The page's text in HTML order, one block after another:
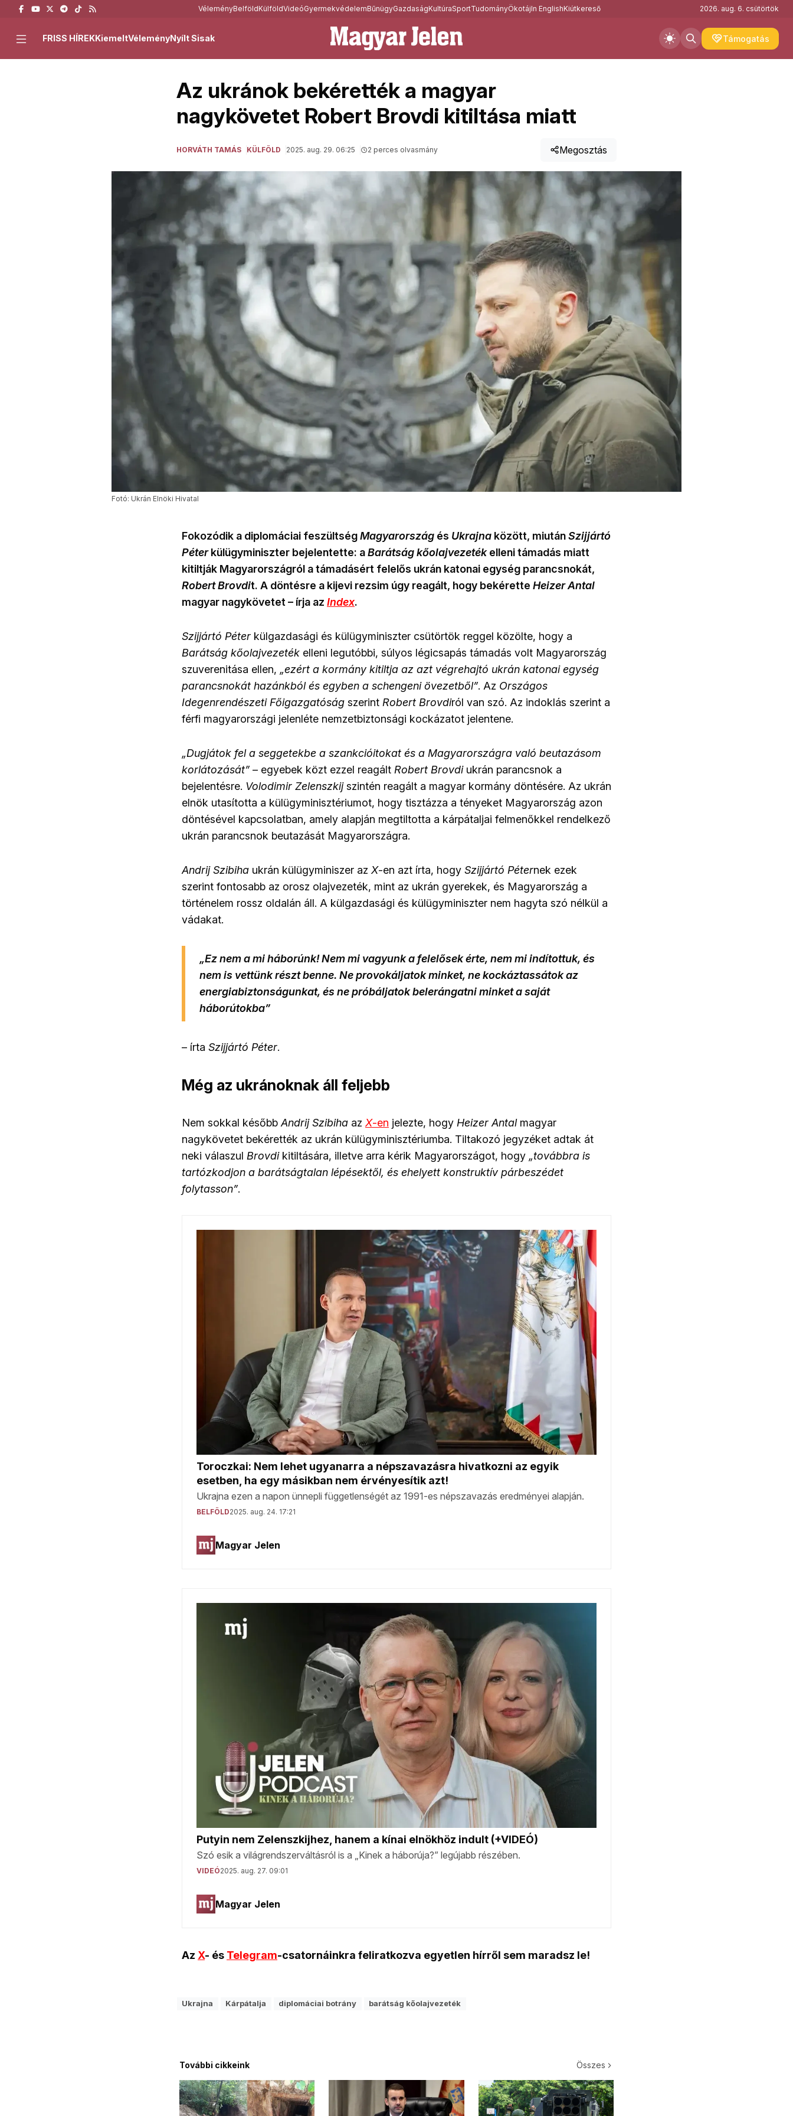
VéleményBelföldKülföldVideóGyermekvédelemBűnügyGazdaságKultúraSportTudományÖkotájIn EnglishKiútkereső 2026. aug. 6. csütörtök
Támogatás
FRISS HÍREKKiemeltVéleményNyílt Sisak
Az ukránok bekérették a magyar
nagykövetet Robert Brovdi kitiltása miatt
HORVÁTH TAMÁS KÜLFÖLD 2025. aug. 29. 06:25 2 perces olvasmány Megosztás
Fotó: Ukrán Elnöki Hivatal
Fokozódik a diplomáciai feszültségMagyarország és Ukrajna között, miutánSzijjártó
Péterkülügyminiszter bejelentette: aBarátság kőolajvezetékelleni támadás miatt
kitiltják Magyarországról a támadásért felelős ukrán katonai egység parancsnokát,
Robert Brovdit. A döntésre a kijevi rezsim úgy reagált, hogy bekérette Heizer Antal
magyar nagykövetet – írja az Index.
Szijjártó Péter külgazdasági és külügyminiszter csütörtök reggel közölte, hogy a
Barátság kőolajvezeték elleni legutóbbi, súlyos légicsapás támadás volt Magyarország
szuverenitása ellen, „ezért a kormány kitiltja az azt végrehajtó ukrán katonai egység
parancsnokát hazánkból és egyben a schengeni övezetből”. Az Országos
Idegenrendészeti Főigazgatóság szerint Robert Brovdiról van szó. Az indoklás szerint a
férfi magyarországi jelenléte nemzetbiztonsági kockázatot jelentene.
„Dugjátok fel a seggetekbe a szankcióitokat és a Magyarországra való beutazásom
korlátozását” – egyebek közt ezzel reagált Robert Brovdiukrán parancsnok a
bejelentésre. Volodimir Zelenszkijszintén reagált a magyar kormány döntésére. Az ukrán
elnök utasította a külügyminisztériumot, hogy tisztázza a tényeket Magyarország azon
döntésével kapcsolatban, amely alapján megtiltotta a kárpátaljai felmenőkkel rendelkező
ukrán parancsnok beutazását Magyarországra.
Andrij Szibiha ukrán külügyminiszer az X-en azt írta, hogy Szijjártó Péternek ezek
szerint fontosabb az orosz olajvezeték, mint az ukrán gyerekek, és Magyarország a
történelem rossz oldalán áll. A külgazdasági és külügyminiszter nem hagyta szó nélkül a
vádakat.
„Ez nem a mi háborúnk! Nem mi vagyunk a felelősek érte, nem mi indítottuk, és
nem is vettünk részt benne. Ne provokáljatok minket, ne kockáztassátok az
energiabiztonságunkat, és ne próbáljatok belerángatni minket a saját
háborútokba”
– írta Szijjártó Péter.
Még az ukránoknak áll feljebb
Nem sokkal későbbAndrij Szibiha az X-en jelezte, hogy Heizer Antalmagyar
nagykövetet bekérették az ukrán külügyminisztériumba. Tiltakozó jegyzéket adtak át
neki válaszul Brovdikitiltására, illetve arra kérik Magyarországot, hogy „továbbra is
tartózkodjon a barátságtalan lépésektől, és ehelyett konstruktív párbeszédet
folytasson”.
Az X- és Telegram-csatornáinkra feliratkozva egyetlen hírről sem maradsz le!
Ukrajna Kárpátalja diplomáciai botrány barátság kőolajvezeték
További cikkeink Összes